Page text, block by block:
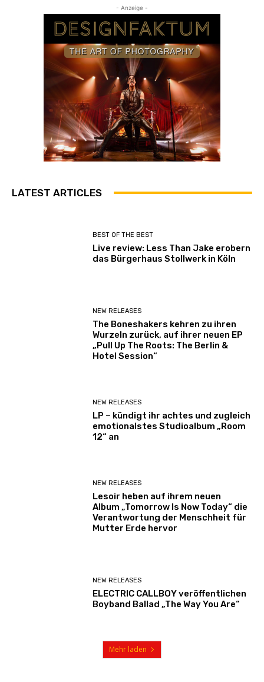
- Anzeige -
LATEST ARTICLES
BEST OF THE BEST
Live review: Less Than Jake erobern
das Bürgerhaus Stollwerk in Köln
NEW RELEASES
The Boneshakers kehren zu ihren
Wurzeln zurück, auf ihrer neuen EP
„Pull Up The Roots: The Berlin &
Hotel Session“
NEW RELEASES
LP – kündigt ihr achtes und zugleich
emotionalstes Studioalbum „Room
12“ an
NEW RELEASES
Lesoir heben auf ihrem neuen
Album „Tomorrow Is Now Today“ die
Verantwortung der Menschheit für
Mutter Erde hervor
NEW RELEASES
ELECTRIC CALLBOY veröffentlichen
Boyband Ballad „The Way You Are“
Mehr laden